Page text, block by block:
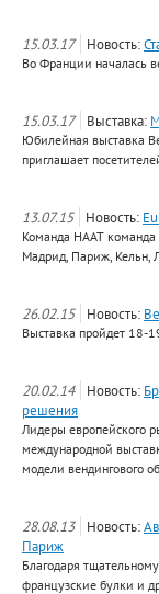
15.03.17 Новость:
Во Франции началась
15.03.17 Выставка:
Юбилейная выставка
приглашает
13.07.15 Новость:
Команда НААТ команда
Мадрид, Париж, Кельн,
26.02.15 Новость:
Выставка пройдет 18-
20.02.14 Новость:
решения
Лидеры европейского
международной
модели вендингового
28.08.13 Новость:
Париж
Благодаря
французские булки и